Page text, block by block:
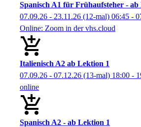
Spanisch A1 für Frühaufsteher -
07.09.26 - 23.11.26 (12-mal) 06:45 -
Online: Zoom in der vhs.cloud
Italienisch A2 ab Lektion 1
07.09.26 - 07.12.26 (13-mal) 18:00 -
online
Spanisch A2 - ab Lektion 1